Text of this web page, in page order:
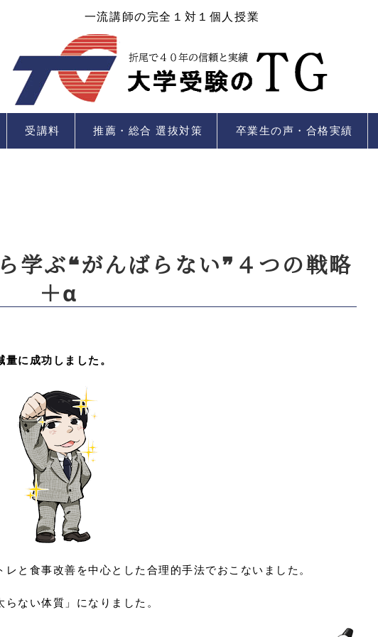
一流講師の完全１対１個人授業
受講料 推薦・総合 選抜対策 卒業生の声・合格実績
学ぶ❝がんばらない❞４つの戦略
＋α
量に成功しました。
と食事改善を中心とした合理的手法でおこないました。
ない体質」になりました。